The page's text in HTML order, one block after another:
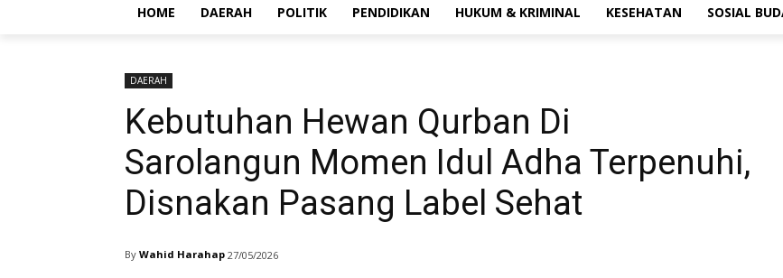
HOME DAERAH POLITIK PENDIDIKAN HUKUM & KRIMINAL KESEHATAN SOSIAL
DAERAH
Kebutuhan Hewan Qurban Di
Sarolangun Momen Idul Adha Terpenuhi,
Disnakan Pasang Label Sehat
By Wahid Harahap 27/05/2026